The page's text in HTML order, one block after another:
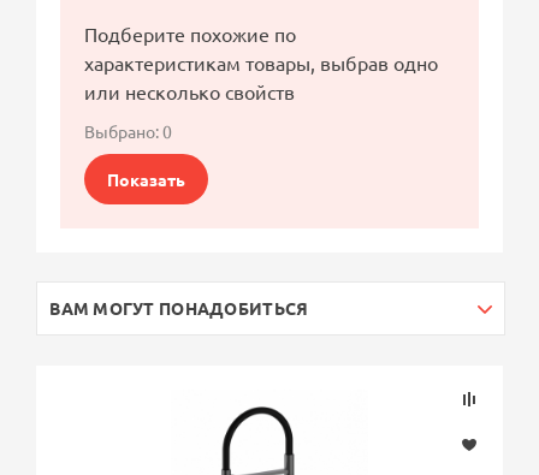
Подберите похожие по
характеристикам товары, выбрав одно
или несколько свойств
Выбрано:0
Показать
ВАМ МОГУТ ПОНАДОБИТЬСЯ